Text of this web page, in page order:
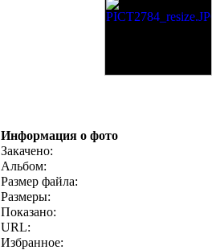
Информация о фото
Закачено:
Альбом:
Размер файла:
Размеры:
Показано:
URL:
Избранное: